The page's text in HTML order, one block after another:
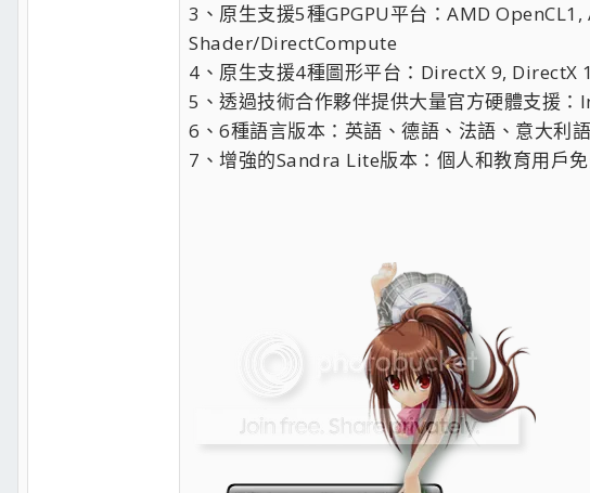
3、原生支援5種GPGPU平台：AMD
Shader/DirectCompute
4、原生支援4種圖形平台：DirectX 9,
5、透過技術合作夥伴提供大量官方硬體支援
6、6種語言版本：英語、德語、法語、意大利
7、增強的Sandra Lite版本：個人和教育用戶